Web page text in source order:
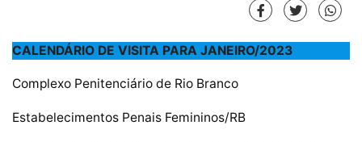
CALENDÁRIO DE VISITA PARA JANEIRO/2023
Complexo Penitenciário de Rio Branco
Estabelecimentos Penais Femininos/RB